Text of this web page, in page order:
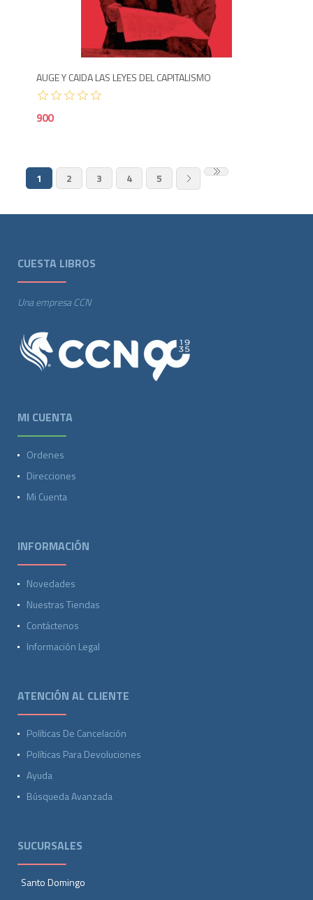
AUGE Y CAIDA LAS LEYES DEL CAPITALISMO
900
1 2 3 4 5
CUESTA LIBROS
Una empresa CCN
MI CUENTA
Ordenes
Direcciones
Mi Cuenta
INFORMACIÓN
Novedades
Nuestras Tiendas
Contáctenos
Información Legal
ATENCIÓN AL CLIENTE
Políticas De Cancelación
Políticas Para Devoluciones
Ayuda
Búsqueda Avanzada
SUCURSALES
Santo Domingo